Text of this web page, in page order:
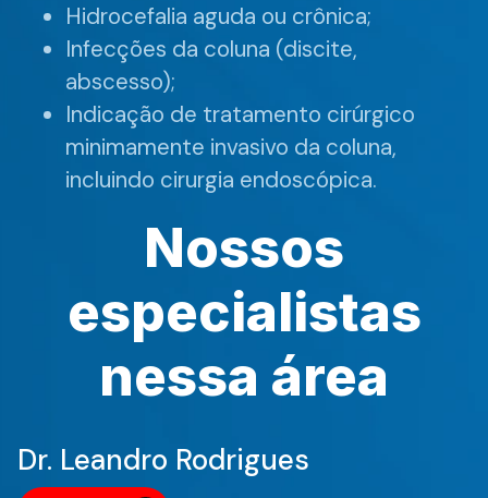
Hidrocefalia aguda ou crônica;
Infecções da coluna (discite,
abscesso);
Indicação de tratamento cirúrgico
minimamente invasivo da coluna,
incluindo cirurgia endoscópica.
Nossos
especialistas
nessa área
Dr. Leandro Rodrigues